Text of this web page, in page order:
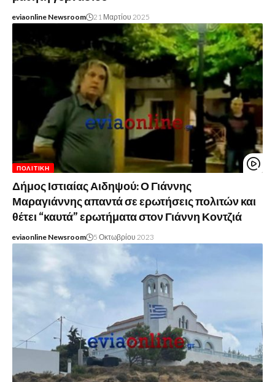
eviaonline Newsroom 21 Μαρτίου 2025
ΠΟΛΙΤΙΚΉ
Δήμος Ιστιαίας Αιδηψού: Ο Γιάννης
Μαραγιάννης απαντά σε ερωτήσεις πολιτών και
θέτει “καυτά” ερωτήματα στον Γιάννη Κοντζιά
eviaonline Newsroom 5 Οκτωβρίου 2023